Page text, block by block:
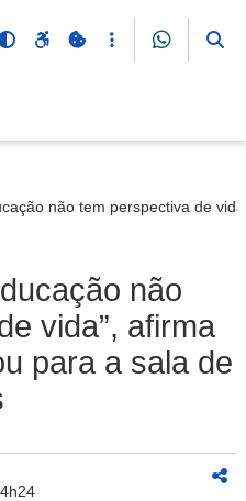
não tem perspectiva de
não
vida”, afirma
para a sala de